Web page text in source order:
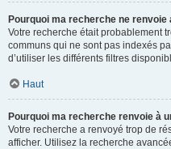
Pourquoi ma recherche ne renvoie
Votre recherche était probablement
communs qui ne sont pas indexés
d’utiliser les différents filtres
Haut
Pourquoi ma recherche renvoie à
Votre recherche a renvoyé trop de
afficher. Utilisez la recherche